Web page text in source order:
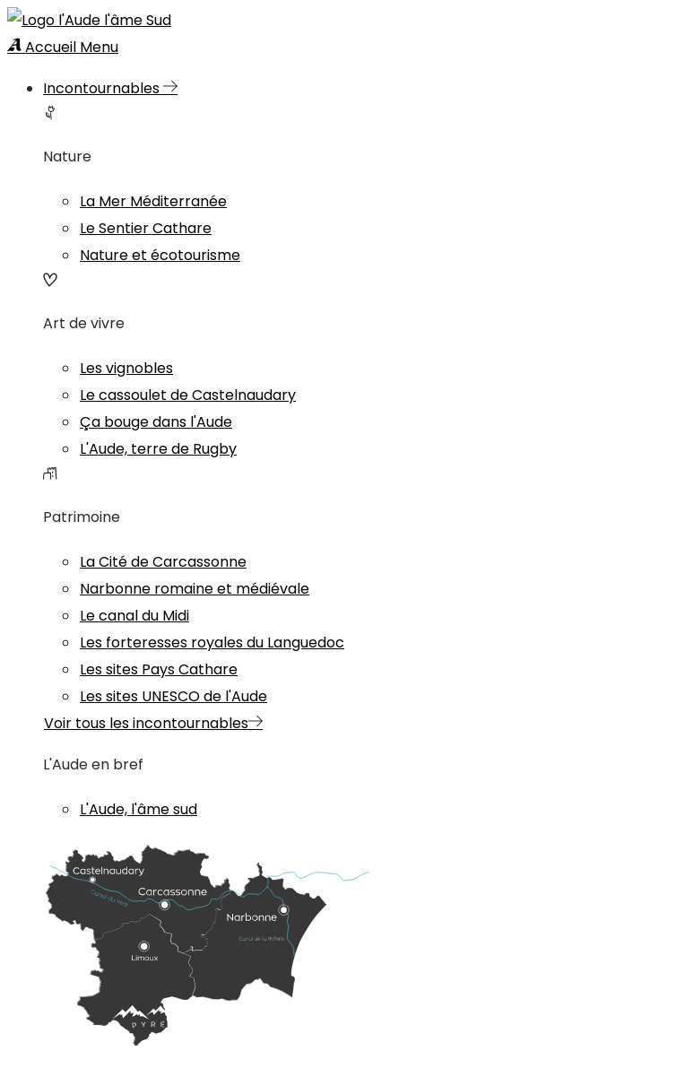
Accueil Menu
Incontournables
Nature
La Mer Méditerranée
Le Sentier Cathare
Nature et écotourisme
Art de vivre
Les vignobles
Le cassoulet de Castelnaudary
Ça bouge dans l'Aude
L'Aude, terre de Rugby
Patrimoine
La Cité de Carcassonne
Narbonne romaine et médiévale
Le canal du Midi
Les forteresses royales du Languedoc
Les sites Pays Cathare
Les sites UNESCO de l'Aude
Voir tous les incontournables
L'Aude en bref
L'Aude, l'âme sud